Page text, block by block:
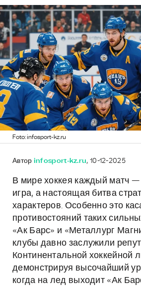
Foto: infosport-kz.ru
Автор infosport-kz.ru, 10-12-2025
В мире хоккея каждый матч —
игра, а настоящая битва
характеров. Особенно это
противостояний таких
«Ак Барс» и «Металлург
клубы давно заслужили
Континентальной хоккейной
демонстрируя высочайший
когда на лед выходит «Ак